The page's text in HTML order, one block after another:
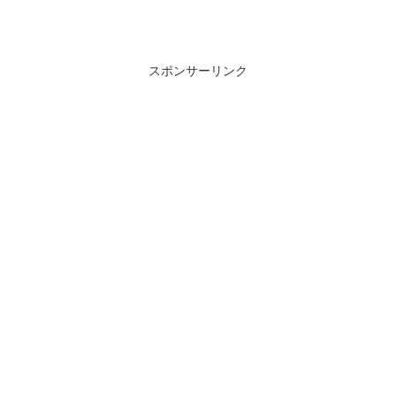
スポンサーリンク